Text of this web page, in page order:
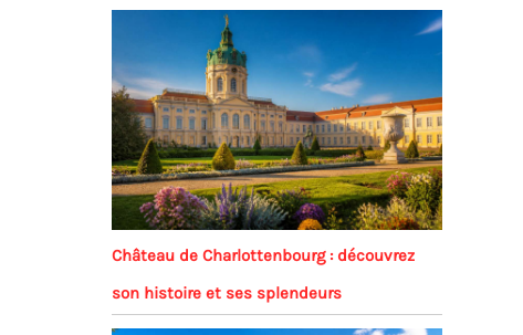
Château de Charlottenbourg : découvrez
son histoire et ses splendeurs